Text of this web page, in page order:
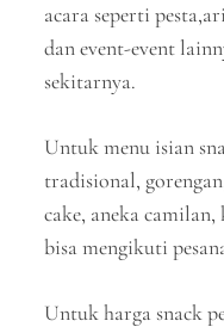
acara seperti
dan event-event
sekitarnya.
Untuk menu isian
tradisional,
cake, aneka
bisa mengikuti
Untuk harga snack